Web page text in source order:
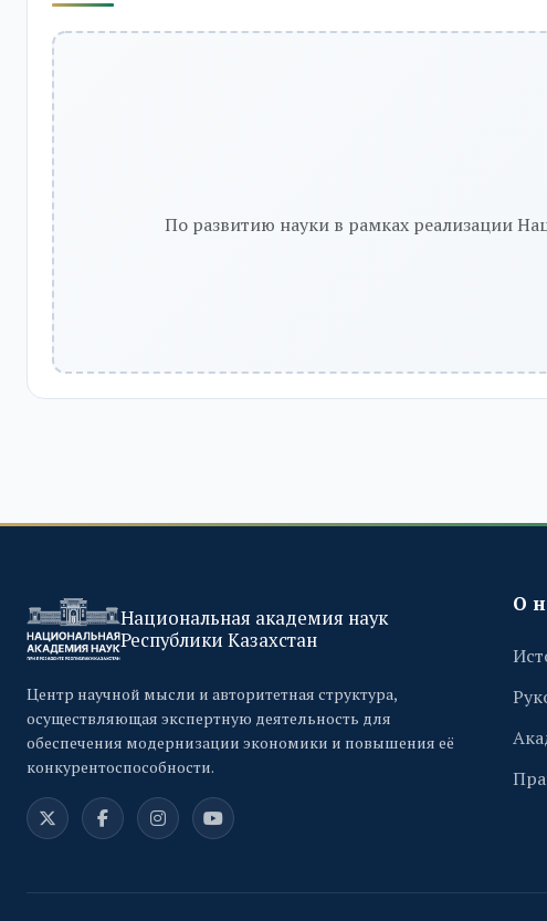
По развитию науки в рамках реализации
Национальная академия наук
Республики Казахстан
Центр научной мысли и авторитетная структура,
осуществляющая экспертную деятельность для
обеспечения модернизации экономики и повышения её
конкурентоспособности.
О